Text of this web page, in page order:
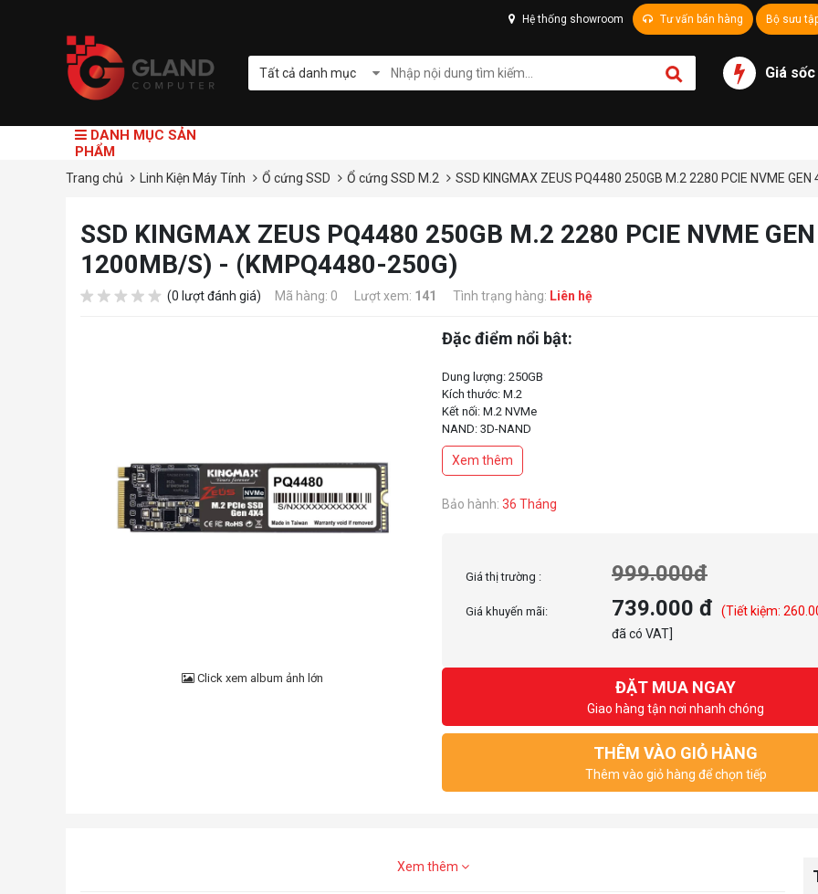
Hệ thống showroom Tư vấn bán hàng Bộ sưu
Tất cả danh mục Giá sốc
DANH MỤC SẢN
PHẨM
Trang chủ Linh Kiện Máy Tính Ổ cứng SSD Ổ cứng SSD M.2 SSD KINGMAX ZEUS PQ4480 250GB M.2 2280 PCIE NVME
SSD KINGMAX ZEUS PQ4480 250GB M.2 2280 PCIE NVME
1200MB/S) - (KMPQ4480-250G)
(0 lượt đánh giá) Mã hàng: 0 Lượt xem: 141 Tình trạng hàng: Liên hệ
Click xem album ảnh lớn
Đặc điểm nổi bật:
Dung lượng: 250GB
Kích thước: M.2
Kết nối: M.2 NVMe
NAND: 3D-NAND
Xem thêm
Bảo hành: 36 Tháng
Giá thị trường : 999.000đ
Giá khuyến mãi: 739.000 đ (Tiết kiệm:
đã có VAT]
ĐẶT MUA NGAY
Giao hàng tận nơi nhanh chóng
THÊM VÀO GIỎ HÀNG
Thêm vào giỏ hàng để chọn tiếp
Xem thêm